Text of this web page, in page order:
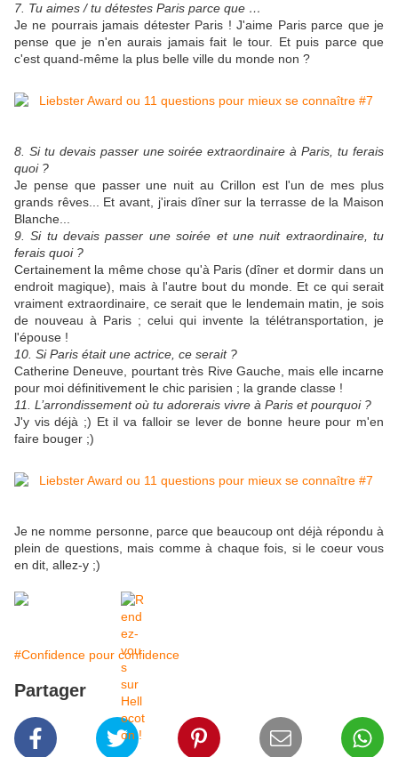
7. Tu aimes / tu détestes Paris parce que …
Je ne pourrais jamais détester Paris ! J'aime Paris parce que je
pense que je n'en aurais jamais fait le tour. Et puis parce que
c'est quand-même la plus belle ville du monde non ?
8. Si tu devais passer une soirée extraordinaire à Paris, tu ferais
quoi ?
Je pense que passer une nuit au Crillon est l'un de mes plus
grands rêves... Et avant, j'irais dîner sur la terrasse de la Maison
Blanche...
9. Si tu devais passer une soirée et une nuit extraordinaire, tu
ferais quoi ?
Certainement la même chose qu'à Paris (dîner et dormir dans un
endroit magique), mais à l'autre bout du monde. Et ce qui serait
vraiment extraordinaire, ce serait que le lendemain matin, je sois
de nouveau à Paris ; celui qui invente la télétransportation, je
l'épouse !
10. Si Paris était une actrice, ce serait ?
Catherine Deneuve, pourtant très Rive Gauche, mais elle incarne
pour moi définitivement le chic parisien ; la grande classe !
11. L’arrondissement où tu adorerais vivre à Paris et pourquoi ?
J'y vis déjà ;) Et il va falloir se lever de bonne heure pour m'en
faire bouger ;)
Je ne nomme personne, parce que beaucoup ont déjà répondu à
plein de questions, mais comme à chaque fois, si le coeur vous
en dit, allez-y ;)
#Confidence pour confidence
Partager